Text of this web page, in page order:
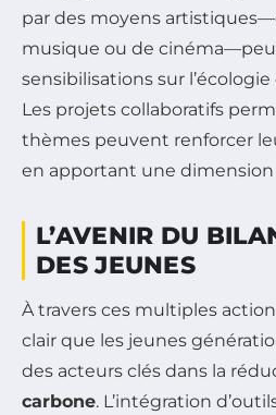
par des moyens
musique ou de
sensibilisations sur l’écologie
Les projets collaboratifs
thèmes peuvent renforcer
en apportant une
L’AVENIR DU
DES JEUNES
À travers ces multiples
clair que les jeunes
des acteurs clés dans la
carbone. L’intégration